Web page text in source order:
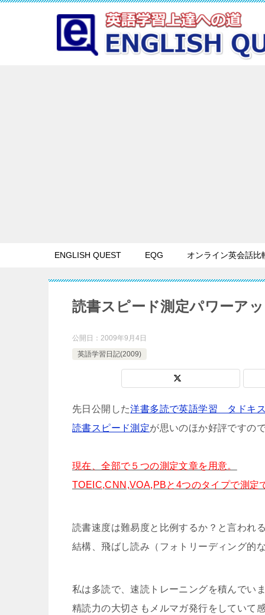
ENGLISH QUEST EQG オンライン英会話比
読書スピード測定パワーア
公開日： 2009年9月4日
英語学習日記(2009)
先日公開した洋書多読で英語学習 タドキ
読書スピード測定が思いのほか好評ですの
現在、全部で５つの測定文章を用意。
TOEIC,CNN,VOA,PBと4つのタイプで測定
読書速度は難易度と比例するか？と言われ
結構、飛ばし読み（フォトリーディング的
私は多読で、速読トレーニングを積んでい
精読力の大切さもメルマガ発行をしていて